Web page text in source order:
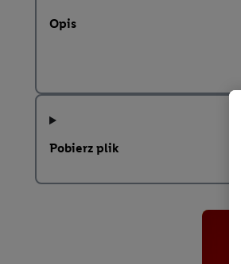
Opis
Pobierz plik